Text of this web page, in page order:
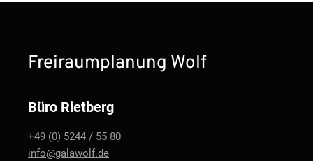
Freiraumplanung Wolf
Büro Rietberg
+49 (0) 5244 / 55 80
info@galawolf.de